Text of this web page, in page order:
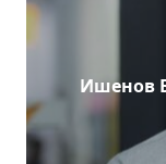
Ишенов